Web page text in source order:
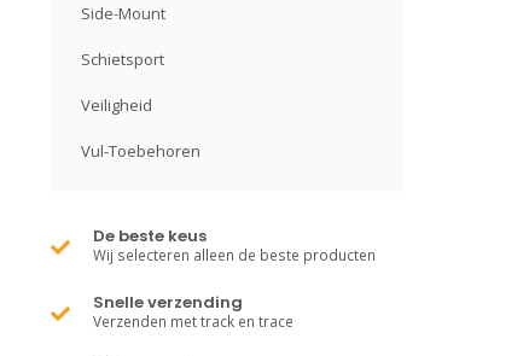
Side-Mount
Schietsport
Veiligheid
Vul-Toebehoren
De beste keus
Wij selecteren alleen de beste producten
Snelle verzending
Verzenden met track en trace